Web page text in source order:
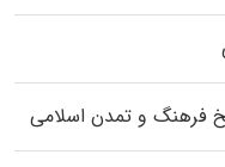
فرهنگ و تمدن اسلامی